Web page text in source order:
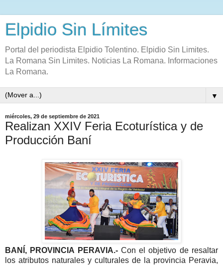
Elpidio Sin Límites
Portal del periodista Elpidio Tolentino. Elpidio Sin Limites.
La Romana Sin Limites. Noticias La Romana. Informaciones
La Romana.
▼
miércoles, 29 de septiembre de 2021
Realizan XXIV Feria Ecoturística y de
Producción Baní
BANÍ, PROVINCIA PERAVIA.- Con el objetivo de resaltar
los atributos naturales y culturales de la provincia Peravia,